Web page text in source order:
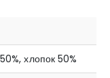
хлопок 50%